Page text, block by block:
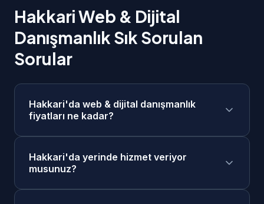
Hakkari Web & Dijital
Danışmanlık Sık Sorulan
Sorular
Hakkari'da web & dijital danışmanlık
fiyatları ne kadar?
fiyatlarımız 2.000₺ - 10.000₺/gün
aralığındadır. Projenizin kapsamına göre
ücretsiz keşif görüşmesi sonrasında size özel
Hakkari'da yerinde hizmet veriyor
musunuz?